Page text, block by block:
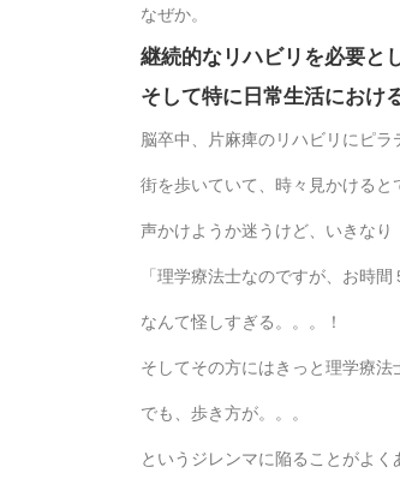
なぜか。
継続的なリハビリを必要と
そして特に日常生活におけ
脳卒中、片麻痺のリハビリにピラ
街を歩いていて、時々見かけると
声かけようか迷うけど、いきなり
「理学療法士なのですが、お時
なんて怪しすぎる。。。！
そしてその方にはきっと理学療法
でも、歩き方が。。。
というジレンマに陥ることがよく